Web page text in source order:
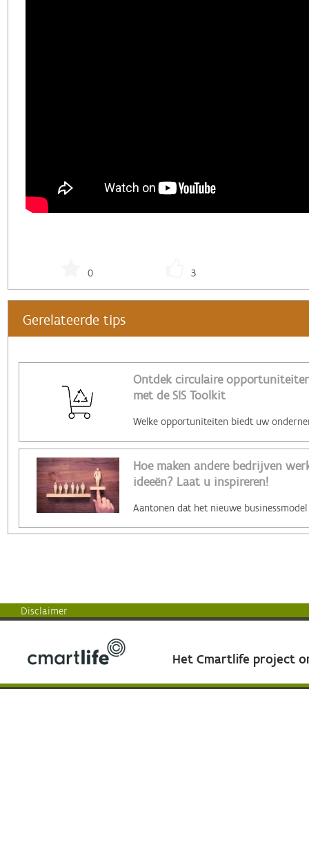
0 3
Gerelateerde tips
Ontdek circulaire
met de SIS Toolkit
Hoe maken andere bedrijven
ideeën? Laat u inspireren!
Disclaimer
Het Cmartlife project